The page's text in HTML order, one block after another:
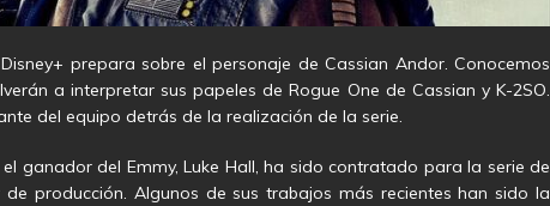
prepara sobre el personaje de Cassian Andor. Conocemos
a interpretar sus papeles de Rogue One de Cassian y K-2SO.
del equipo detrás de la realización de la serie.
ganador del Emmy, Luke Hall, ha sido contratado para la serie de
producción. Algunos de sus trabajos más recientes han sido la